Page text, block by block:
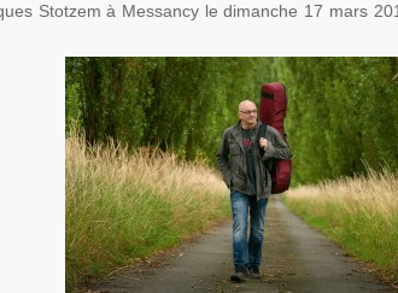
Stotzem à Messancy le dimanche 17 mars